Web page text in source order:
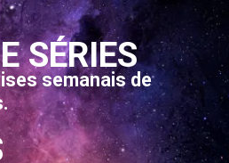
SÉRIES
semanais de